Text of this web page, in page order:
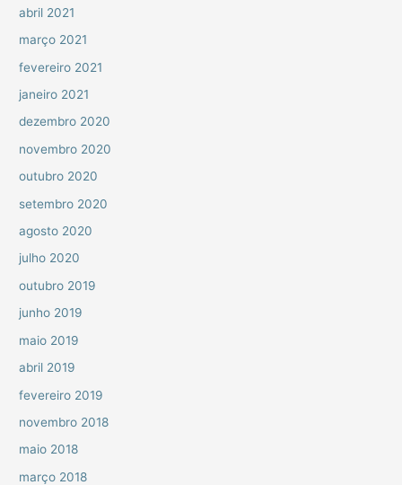
abril 2021
março 2021
fevereiro 2021
janeiro 2021
dezembro 2020
novembro 2020
outubro 2020
setembro 2020
agosto 2020
julho 2020
outubro 2019
junho 2019
maio 2019
abril 2019
fevereiro 2019
novembro 2018
maio 2018
março 2018